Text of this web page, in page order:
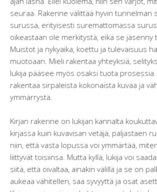
seuraa. Rakenne välittää hyvin tunnelman
surussa, erityisesti suremattomassa
oikeastaan ole merkitystä, eikä se jäsenny
Muistot ja nykyaika, koettu ja tulevaisuus
muotoaan. Mieli rakentaa yhteyksiä,
lukija pääsee myös osaksi tuota
rakentaa sirpaleista kokonaista kuvaa ja
ymmärrystä.
Kirjan rakenne on lukijan kannalta
kirjassa kuin kuvavisan vetäjä, paljastaen
niin, että vasta lopussa voi ymmärtää,
liittyvät toisiinsa. Mutta kyllä, lukija voi
siitä, että oivaltaa, ainakin välillä ja se on
aukeaa vähitellen, saa syvyyttä ja osat